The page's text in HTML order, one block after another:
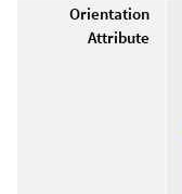
Orientation
Attribute